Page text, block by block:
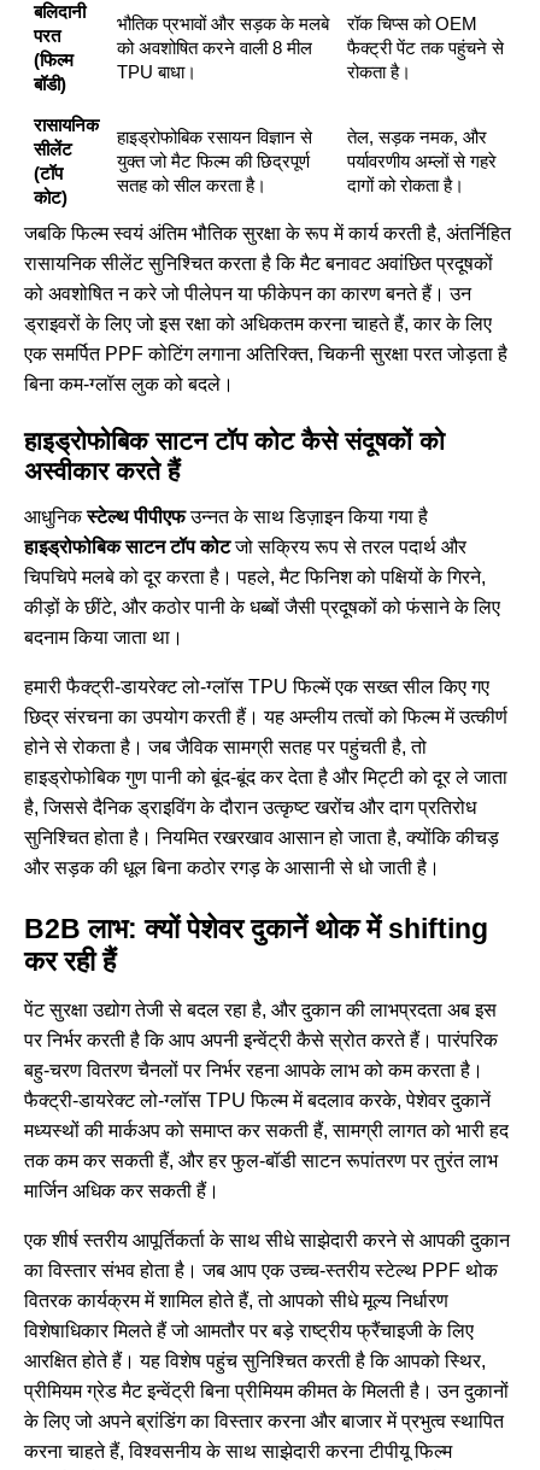
बलिदानी
परत
(फिल्म
बॉडी)
भौतिक प्रभावों और सड़क के मलबे
को अवशोषित करने वाली 8 मील
TPU बाधा।
रॉक चिप्स को OEM
फैक्ट्री पेंट तक पहुंचने से
रोकता है।
रासायनिक
सीलेंट
(टॉप
कोट)
हाइड्रोफोबिक रसायन विज्ञान से
युक्त जो मैट फिल्म की छिद्रपूर्ण
सतह को सील करता है।
तेल, सड़क नमक, और
पर्यावरणीय अम्लों से गहरे
दागों को रोकता है।
जबकि फिल्म स्वयं अंतिम भौतिक सुरक्षा के रूप में कार्य करती है, अंतर्निहित
रासायनिक सीलेंट सुनिश्चित करता है कि मैट बनावट अवांछित प्रदूषकों
को अवशोषित न करे जो पीलेपन या फीकेपन का कारण बनते हैं। उन
ड्राइवरों के लिए जो इस रक्षा को अधिकतम करना चाहते हैं, कार के लिए
एक समर्पित PPF कोटिंग लगाना अतिरिक्त, चिकनी सुरक्षा परत जोड़ता है
बिना कम-ग्लॉस लुक को बदले।
हाइड्रोफोबिक साटन टॉप कोट कैसे संदूषकों को
अस्वीकार करते हैं
आधुनिकस्टेल्थ पीपीएफउन्नत के साथ डिज़ाइन किया गया है
हाइड्रोफोबिक साटन टॉप कोटजो सक्रिय रूप से तरल पदार्थ और
चिपचिपे मलबे को दूर करता है। पहले, मैट फिनिश को पक्षियों के गिरने,
कीड़ों के छींटे, और कठोर पानी के धब्बों जैसी प्रदूषकों को फंसाने के लिए
बदनाम किया जाता था।
हमारी फैक्ट्री-डायरेक्ट लो-ग्लॉस TPU फिल्में एक सख्त सील किए गए
छिद्र संरचना का उपयोग करती हैं। यह अम्लीय तत्वों को फिल्म में उत्कीर्ण
होने से रोकता है। जब जैविक सामग्री सतह पर पहुंचती है, तो
हाइड्रोफोबिक गुण पानी को बूंद-बूंद कर देता है और मिट्टी को दूर ले जाता
है, जिससे दैनिक ड्राइविंग के दौरान उत्कृष्ट खरोंच और दाग प्रतिरोध
सुनिश्चित होता है। नियमित रखरखाव आसान हो जाता है, क्योंकि कीचड़
और सड़क की धूल बिना कठोर रगड़ के आसानी से धो जाती है।
B2B लाभ: क्यों पेशेवर दुकानें थोक में shifting
कर रही हैं
पेंट सुरक्षा उद्योग तेजी से बदल रहा है, और दुकान की लाभप्रदता अब इस
पर निर्भर करती है कि आप अपनी इन्वेंट्री कैसे स्रोत करते हैं। पारंपरिक
बहु-चरण वितरण चैनलों पर निर्भर रहना आपके लाभ को कम करता है।
फैक्ट्री-डायरेक्ट लो-ग्लॉस TPU फिल्म में बदलाव करके, पेशेवर दुकानें
मध्यस्थों की मार्कअप को समाप्त कर सकती हैं, सामग्री लागत को भारी हद
तक कम कर सकती हैं, और हर फुल-बॉडी साटन रूपांतरण पर तुरंत लाभ
मार्जिन अधिक कर सकती हैं।
एक शीर्ष स्तरीय आपूर्तिकर्ता के साथ सीधे साझेदारी करने से आपकी दुकान
का विस्तार संभव होता है। जब आप एक उच्च-स्तरीय स्टेल्थ PPF थोक
वितरक कार्यक्रम में शामिल होते हैं, तो आपको सीधे मूल्य निर्धारण
विशेषाधिकार मिलते हैं जो आमतौर पर बड़े राष्ट्रीय फ्रैंचाइजी के लिए
आरक्षित होते हैं। यह विशेष पहुंच सुनिश्चित करती है कि आपको स्थिर,
प्रीमियम ग्रेड मैट इन्वेंट्री बिना प्रीमियम कीमत के मिलती है। उन दुकानों
के लिए जो अपने ब्रांडिंग का विस्तार करना और बाजार में प्रभुत्व स्थापित
करना चाहते हैं, विश्वसनीय के साथ साझेदारी करनाटीपीयू फिल्म